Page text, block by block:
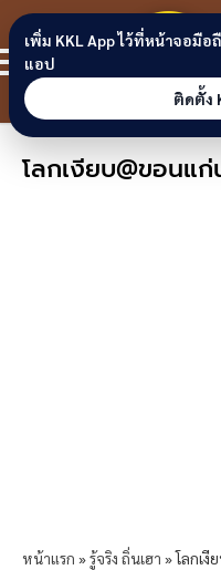
Skip to content
โลกเงียบ@ขอนแก่
หน้าแรก »รู้จริง ถิ่นเฮา »โลกเงี
เพิ่ม KKL App ไว้ที่หน้าจอมือ
แอป
ติดตั้ง